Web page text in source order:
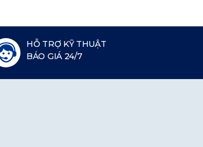
HỖ TRỢ KỸ THUẬT
BÁO GIÁ 24/7